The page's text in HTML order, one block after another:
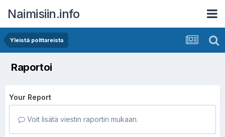
Naimisiin.info
Yleistä polttareista
Raportoi
Your Report
Voit lisätä viestin raportin mukaan.